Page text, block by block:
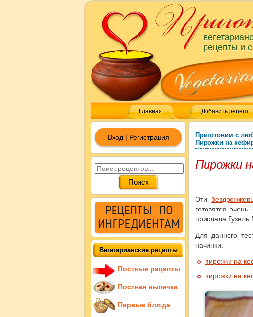
рецепты и
Главная Добавить рецепт
Приготовим с
Пирожки на
Пирожки
Эти
готовятся
прислала Гузель
Для данного
начинки.
пирожки на
пирожки на
Вход | Регистрация
Вегетарианские рецепты
Постные рецепты
Постная выпечка
Первые блюда